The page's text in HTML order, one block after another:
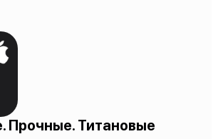
Прочные. Титановые